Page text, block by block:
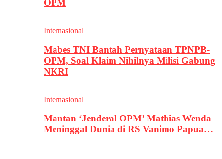
OPM
Internasional
Mabes TNI Bantah Pernyataan TPNPB-
OPM, Soal Klaim Nihilnya Milisi Gabung
NKRI
Internasional
Mantan ‘Jenderal OPM’ Mathias Wenda
Meninggal Dunia di RS Vanimo Papua…